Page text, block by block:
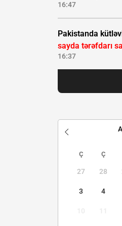
16:47
Pakistanda
sayda tərəfdarı
16:37
Ç Ç
27 28
3 4